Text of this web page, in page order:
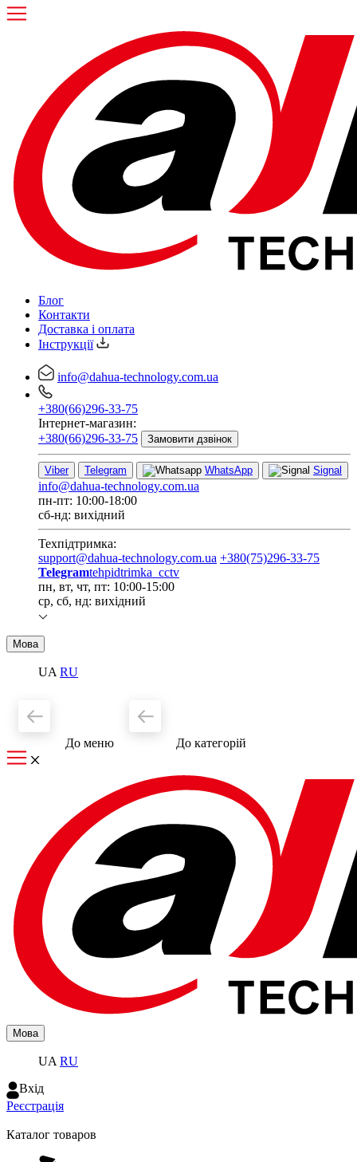
Блог
Контакти
Доставка і оплата
Інструкції
info@dahua-technology.com.ua
+380(66)296-33-75
Інтернет-магазин:
+380(66)296-33-75
Замовити дзвінок
Viber Telegram WhatsApp Signal
info@dahua-technology.com.ua
пн-пт: 10:00-18:00
сб-нд: вихідний
Техпідтримка:
support@dahua-technology.com.ua +380(75)296-33-75
Telegramtehpidtrimka_cctv
пн, вт, чт, пт: 10:00-15:00
ср, сб, нд: вихідний
Мова
UA RU
До меню До категорiй
Мова
UA RU
Вхiд
Реєстрація
Каталог товаров